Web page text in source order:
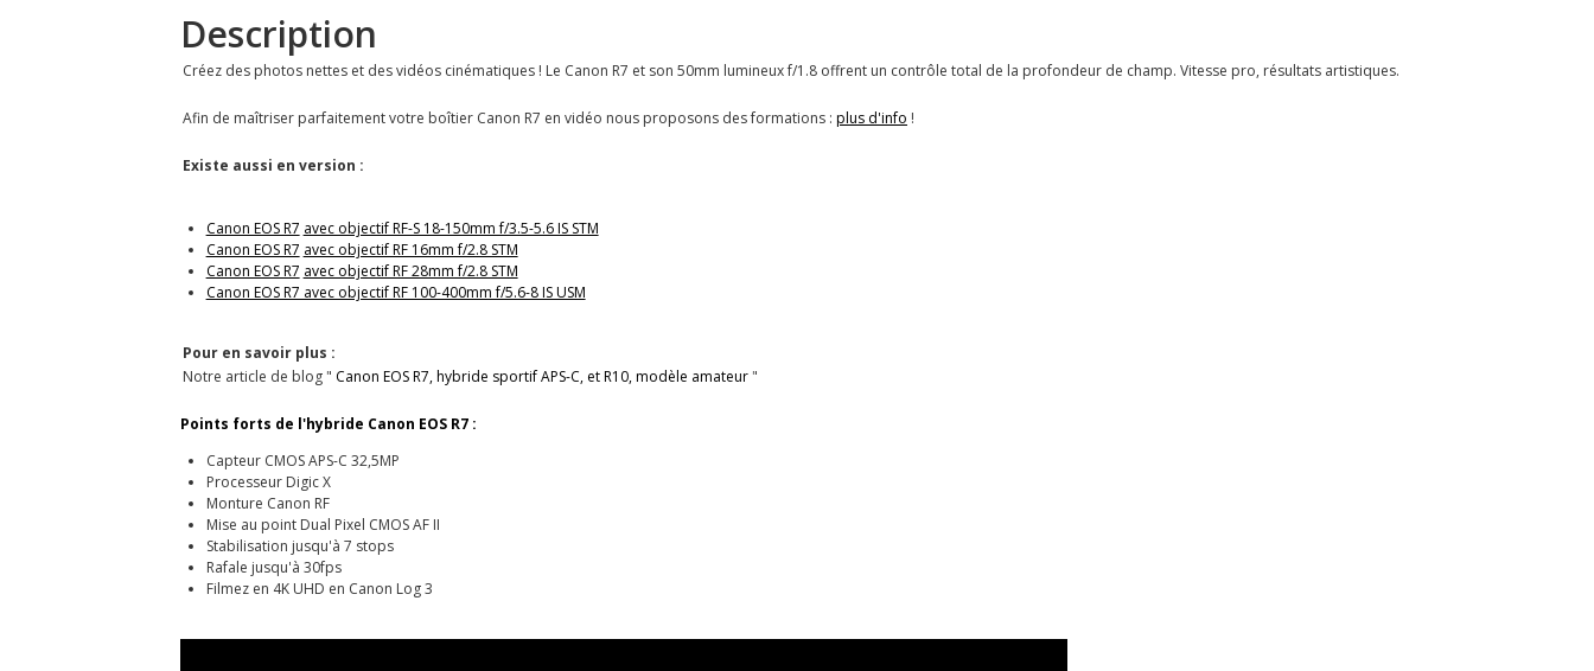
Description
Créez des photos nettes et des vidéos cinématiques ! Le Canon R7 et son 50mm lumineux f/1.8 offrent un contrôle total de la profondeur de champ. Vitesse pro, résultats artistiques.
Afin de maîtriser parfaitement votre boîtier Canon R7 en vidéo nous proposons des formations : plus d'info !
Existe aussi en version :
Canon EOS R7 avec objectif RF-S 18-150mm f/3.5-5.6 IS STM
Canon EOS R7 avec objectif RF 16mm f/2.8 STM
Canon EOS R7 avec objectif RF 28mm f/2.8 STM
Canon EOS R7 avec objectif RF 100-400mm f/5.6-8 IS USM
Pour en savoir plus :
Notre article de blog " Canon EOS R7, hybride sportif APS-C, et R10, modèle amateur "
Points forts de l'hybride Canon EOS R7 :
Capteur CMOS APS-C 32,5MP
Processeur Digic X
Monture Canon RF
Mise au point Dual Pixel CMOS AF II
Stabilisation jusqu'à 7 stops
Rafale jusqu'à 30fps
Filmez en 4K UHD en Canon Log 3